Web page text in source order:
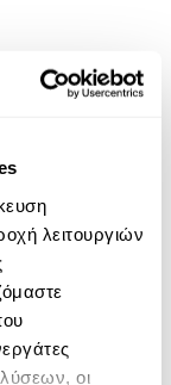
λειτουργιών
οι